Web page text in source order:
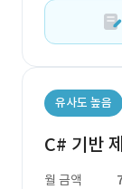
유사도 높음
C# 기반
월 금액